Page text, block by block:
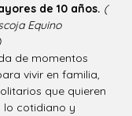
de 10 años. (
Equino
de momentos
vivir en familia,
que quieren
lo cotidiano y